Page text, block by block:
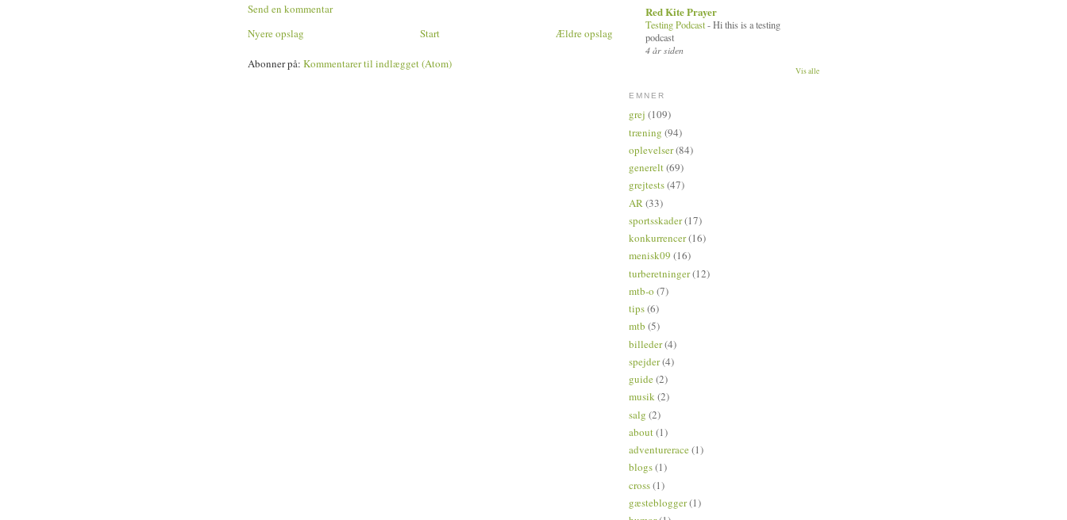
Send en kommentar
Nyere opslag
Ældre opslag
Start
Abonner på: Kommentarer til indlægget (Atom)
Red Kite Prayer
Testing Podcast-Hi this is a testing
podcast
4 år siden
Vis alle
EMNER
grej (109)
træning (94)
oplevelser(84)
generelt(69)
grejtests(47)
AR(33)
sportsskader(17)
konkurrencer(16)
menisk09 (16)
turberetninger(12)
mtb-o (7)
tips(6)
mtb (5)
billeder(4)
spejder(4)
guide(2)
musik(2)
salg (2)
about(1)
adventurerace(1)
blogs(1)
cross(1)
gæsteblogger(1)